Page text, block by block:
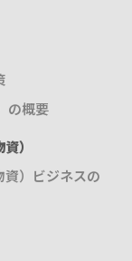
の概要
）
資）ビジネスの